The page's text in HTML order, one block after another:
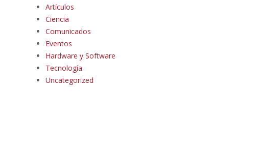
Artículos
Ciencia
Comunicados
Eventos
Hardware y Software
Tecnología
Uncategorized